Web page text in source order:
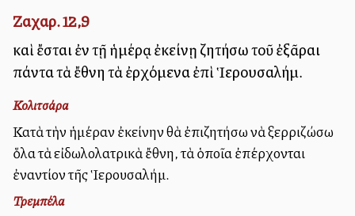
Ζαχαρ. 12,9
καὶ ἔσται ἐν τῇ ἡμέρᾳ ἐκείνῃ ζητήσω τοῦ ἐξᾶραι
πάντα τὰ ἔθνη τὰ ἐρχόμενα ἐπὶ Ἱερουσαλήμ.
Κολιτσάρα
Κατὰ τὴν ἡμέραν ἐκείνην θὰ ἐπιζητήσω νὰ ξερριζώσω
ὅλα τὰ εἰδωλολατρικὰ ἔθνη, τὰ ὁποῖα ἐπέρχονται
ἐναντίον τῆς Ἱερουσαλήμ.
Τρεμπέλα